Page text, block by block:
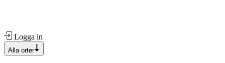
Logga in
Alla orter